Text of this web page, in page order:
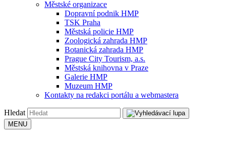
Městské organizace
Dopravní podnik HMP
TSK Praha
Městská policie HMP
Zoologická zahrada HMP
Botanická zahrada HMP
Prague City Tourism, a.s.
Městská knihovna v Praze
Galerie HMP
Muzeum HMP
Kontakty na redakci portálu a webmastera
Hledat
MENU